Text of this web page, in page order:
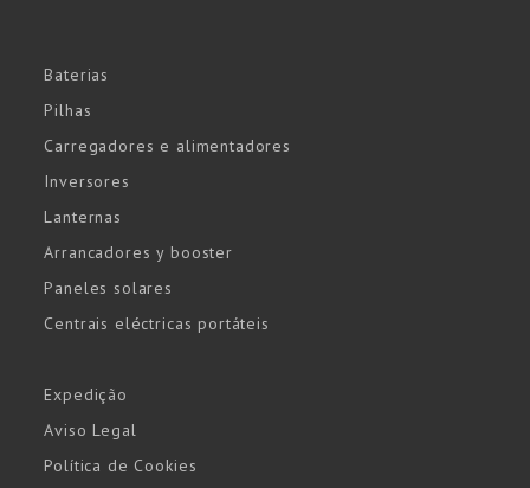
Baterias
Pilhas
Carregadores e alimentadores
Inversores
Lanternas
Arrancadores y booster
Paneles solares
Centrais eléctricas portáteis
Expedição
Aviso Legal
Política de Cookies